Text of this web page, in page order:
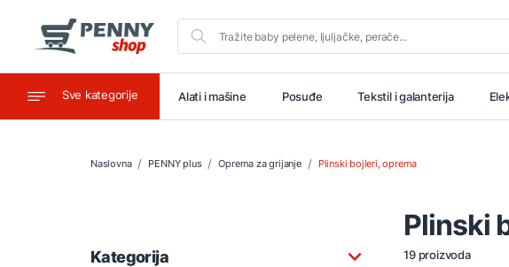
Sve kategorije
Ugostiteljstvo Alati i mašine Posuđe Tekstil i galanterija
Naslovna PENNY plus Oprema za grijanje Plinski bojleri, oprema
Plinski
19 proizvoda
Kategorija